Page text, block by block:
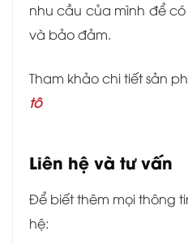
nhu cầu của mình để
và bảo đảm.
Tham khảo chi tiết sản
tô
Liên hệ và tư vấn
Để biết thêm mọi thông
hệ: